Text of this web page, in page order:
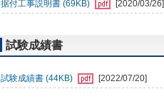
据付工事説明書 (69KB) [2020/03/26]
試験成績書
試験成績書 (44KB) [2022/07/20]